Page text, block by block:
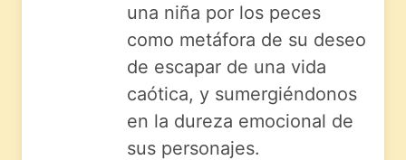
una niña por los peces
como metáfora de su deseo
de escapar de una vida
caótica, y sumergiéndonos
en la dureza emocional de
sus personajes.